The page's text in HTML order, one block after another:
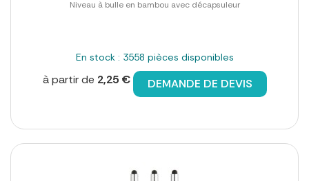
Niveau à bulle en bambou avec décapsuleur
En stock : 3558 pièces disponibles
à partir de 2,25 € DEMANDE DE DEVIS